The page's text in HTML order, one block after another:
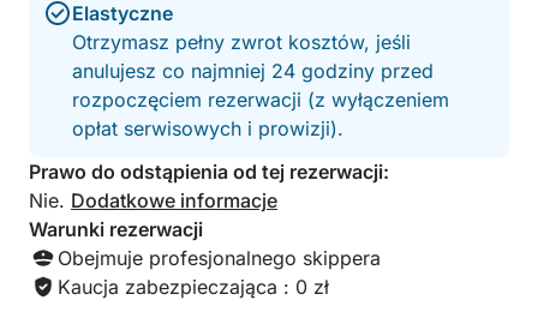
zamienił się w koszmar. • Chociaż miał
trwać 5 godzin, trwał tylko 2, a my
zostaliśmy odwiezieni do innego portu
niż ten, z którego wypłynęliśmy. • Po
przybyciu wezwano taksówkę, aby
zawiozła nas z powrotem do hotelu.
zażądał 20 euro (mimo że zapłaciliśmy
790 euro i nie skorzystaliśmy z
obiecanych usług). Rozczarowujące
doświadczenie — proszę zachować
ostrożność przy rezerwacji takiego
rejsu. Jeszcze jedna uwaga: kapitan
Elastyczne
Otrzymasz pełny zwrot kosztów, jeśli
anulujesz co najmniej 24 godziny przed
rozpoczęciem rezerwacji (z wyłączeniem
opłat serwisowych i prowizji).
Prawo do odstąpienia od tej rezerwacji:
Nie. Dodatkowe informacje
Warunki rezerwacji
Obejmuje profesjonalnego skippera
Kaucja zabezpieczająca : 0 zł